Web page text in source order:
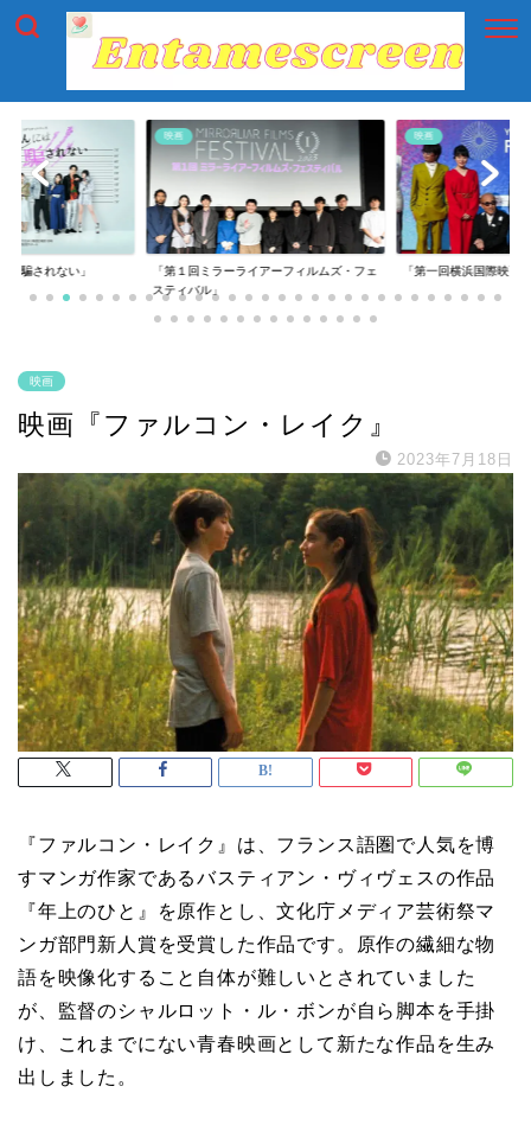
は騙されない」
映画
「第１回ミラーライアーフィルムズ・フェ
スティバル」
映画
「第一回横浜国際映画
映画
映画『ファルコン・レイク』
2023年7月18日
『ファルコン・レイク』は、フランス語圏で人気を博
すマンガ作家であるバスティアン・ヴィヴェスの作品
『年上のひと』を原作とし、文化庁メディア芸術祭マ
ンガ部門新人賞を受賞した作品です。原作の繊細な物
語を映像化すること自体が難しいとされていました
が、監督のシャルロット・ル・ボンが自ら脚本を手掛
け、これまでにない青春映画として新たな作品を生み
出しました。